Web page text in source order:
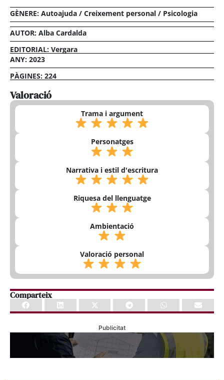
GÈNERE: Autoajuda / Creixement personal / Psicologia
AUTOR: Alba Cardalda
EDITORIAL: Vergara
ANY: 2023
PÀGINES: 224
Valoració
Trama i argument
Personatges
Narrativa i estil d'escritura
Riquesa del llenguatge
Ambientació
Valoració personal
Comparteix
Publicitat